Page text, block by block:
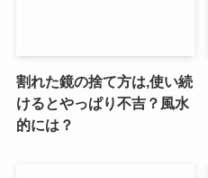
割れた鏡の捨て方は,使い続
けるとやっぱり不吉？風水
的には？